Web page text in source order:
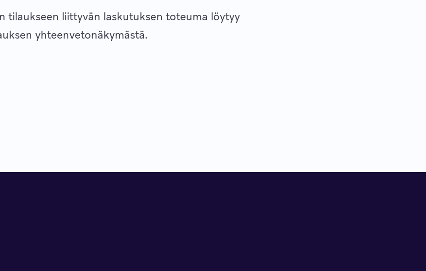
tilaukseen liittyvän laskutuksen toteuma löytyy
yhteenvetonäkymästä.